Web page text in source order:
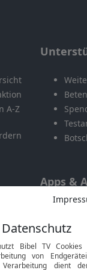
A-Z
Beten
Apps &